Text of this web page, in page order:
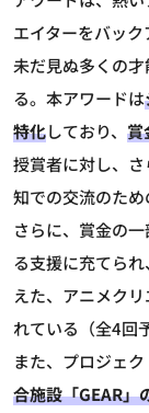
エイターをバック
未だ見ぬ多くの
る。本アワードは
特化しており、 賞
授賞者に対し、
知での交流のため
さらに、賞金の
る支援に充てら
えた、アニメク
れている（全4回
また、プロジェク
合施設「GEAR」